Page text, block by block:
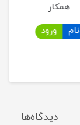
ورود
دیدگاه‌ها